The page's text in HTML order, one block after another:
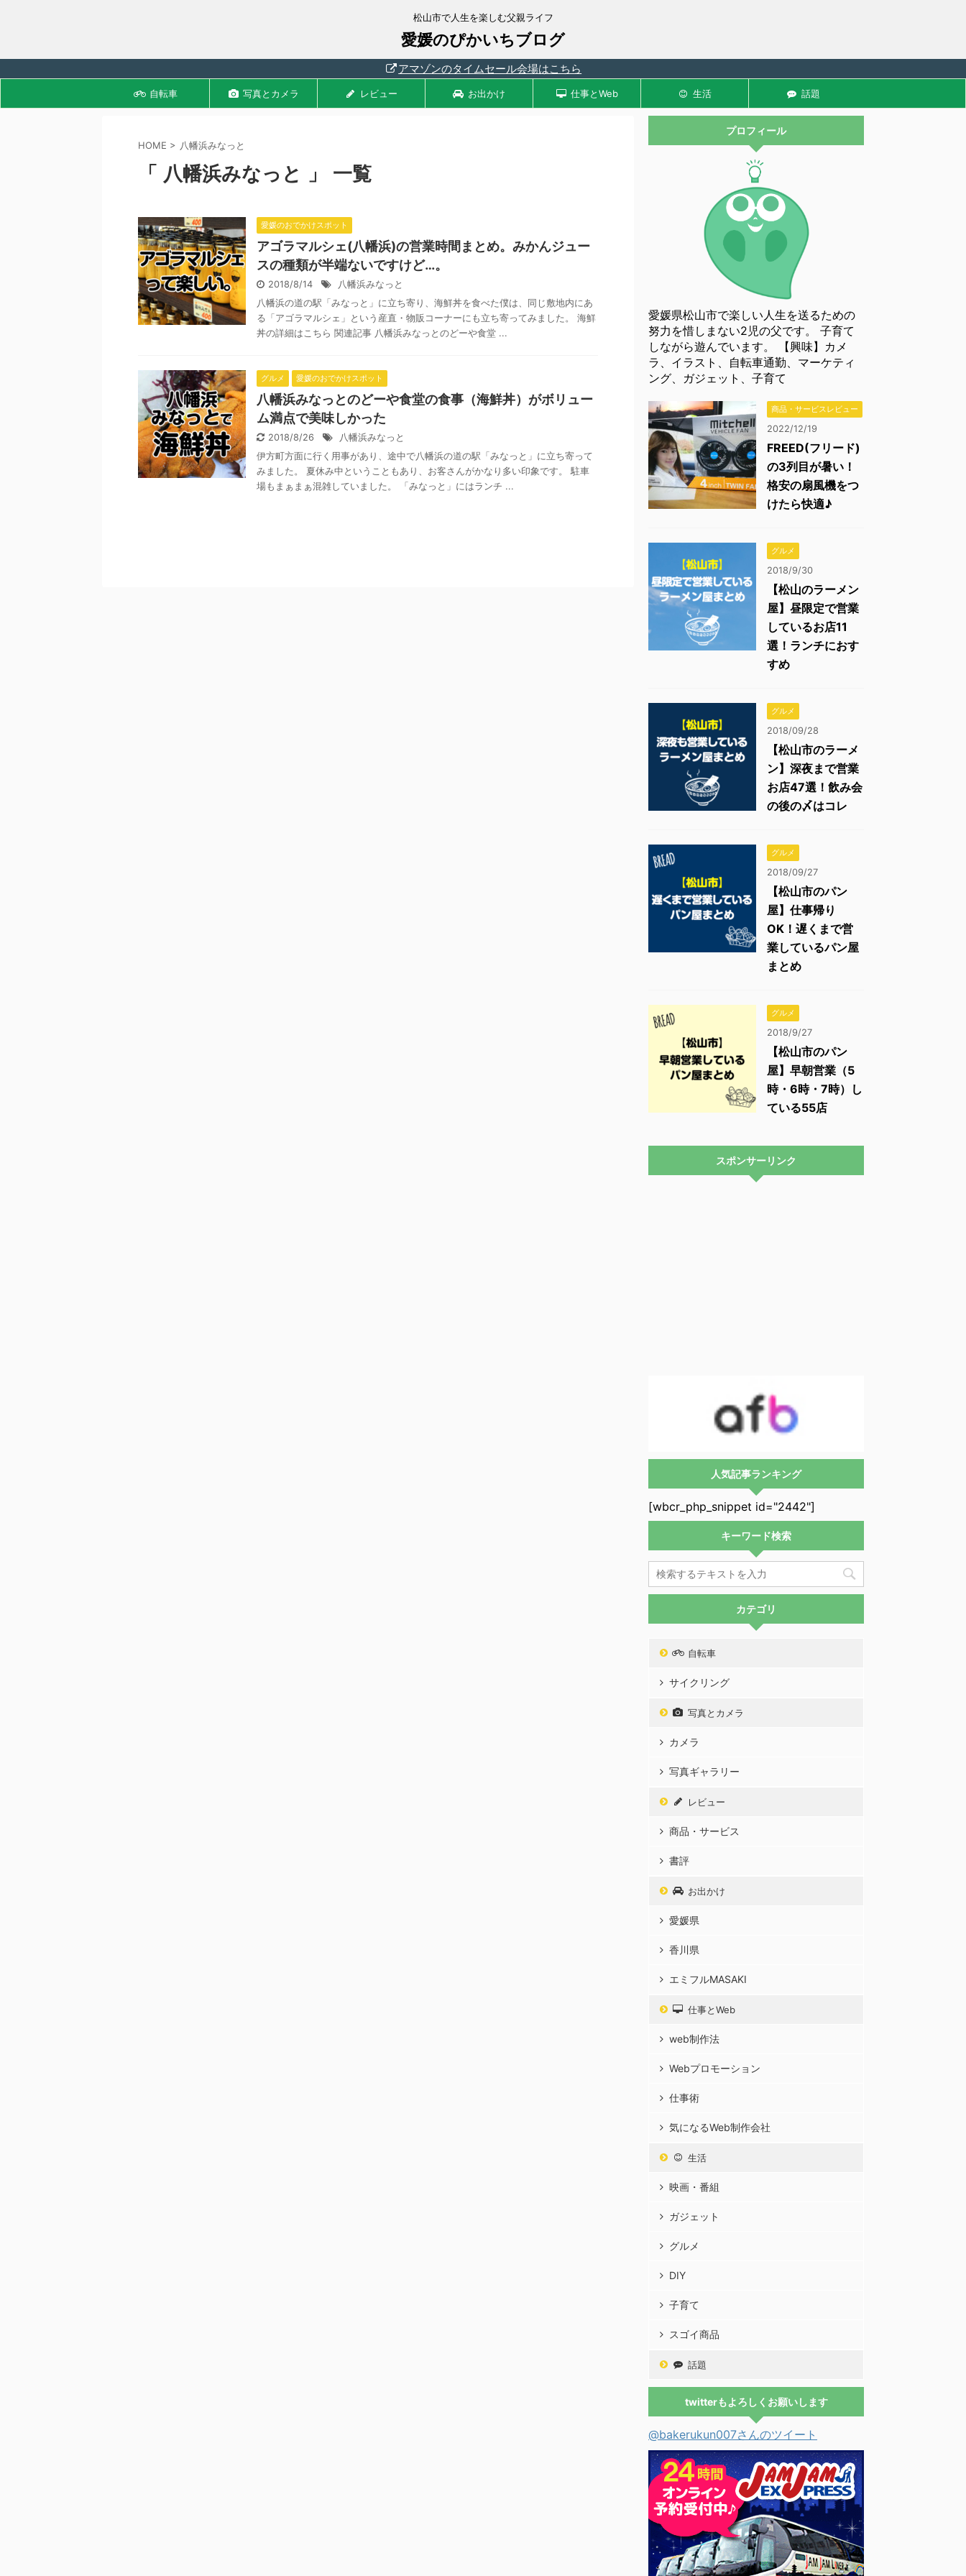
松山市で人生を楽しむ父親ライフ
愛媛のぴかいちブログ
アマゾンのタイムセール会場はこちら
自転車 写真とカメラ レビュー お出かけ 仕事とWeb 生活 話題
HOME > 八幡浜みなっと
「 八幡浜みなっと 」 一覧
愛媛のおでかけスポット
アゴラマルシェ(八幡浜)の営業時間まとめ。みかんジュー
スの種類が半端ないですけど…。
2018/8/14
八幡浜みなっと
八幡浜の道の駅「みなっと」に立ち寄り、海鮮丼を食べた僕は、同じ敷地内にあ
る「アゴラマルシェ」という産直・物販コーナーにも立ち寄ってみました。 海鮮
丼の詳細はこちら 関連記事 八幡浜みなっとのどーや食堂 ...
グルメ 愛媛のおでかけスポット
八幡浜みなっとのどーや食堂の食事（海鮮丼）がボリュー
ム満点で美味しかった
2018/8/26
八幡浜みなっと
伊方町方面に行く用事があり、途中で八幡浜の道の駅「みなっと」に立ち寄って
みました。 夏休み中ということもあり、お客さんがかなり多い印象です。 駐車
場もまぁまぁ混雑していました。 「みなっと」にはランチ ...
プロフィール
愛媛県松山市で楽しい人生を送るための
努力を惜しまない2児の父です。 子育て
しながら遊んでいます。 【興味】カメ
ラ、イラスト、自転車通勤、マーケティ
ング、ガジェット、子育て
商品・サービスレビュー
2022/12/19
FREED(フリード)
の3列目が暑い！
格安の扇風機をつ
けたら快適♪
グルメ
2018/9/30
【松山のラーメン
屋】昼限定で営業
しているお店11
選！ランチにおす
すめ
グルメ
2018/09/28
【松山市のラーメ
ン】深夜まで営業
お店47選！飲み会
の後の〆はコレ
グルメ
2018/09/27
【松山市のパン
屋】仕事帰り
OK！遅くまで営
業しているパン屋
まとめ
グルメ
2018/9/27
【松山市のパン
屋】早朝営業（5
時・6時・7時）し
ている55店
スポンサーリンク
人気記事ランキング
[wbcr_php_snippet id="2442"]
キーワード検索
カテゴリ
自転車
サイクリング
写真とカメラ
カメラ
写真ギャラリー
レビュー
商品・サービス
書評
お出かけ
愛媛県
香川県
エミフルMASAKI
仕事とWeb
web制作法
Webプロモーション
仕事術
気になるWeb制作会社
生活
映画・番組
ガジェット
グルメ
DIY
子育て
スゴイ商品
話題
twitterもよろしくお願いします
@bakerukun007さんのツイート